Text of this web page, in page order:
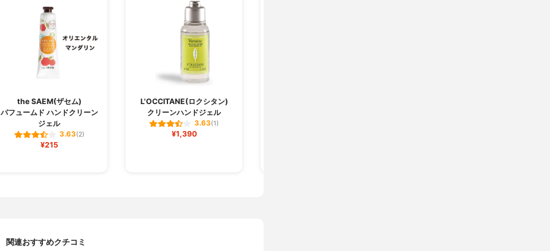
the SAEM(ザセム)
パフュームド ハンドクリーン
ジェル
3.63(2)
¥215
L'OCCITANE(ロクシタン)
クリーンハンドジェル
3.63(1)
¥1,390
関連おすすめクチコミ